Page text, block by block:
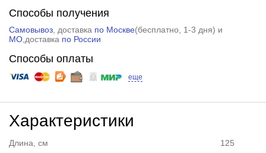
Способы получения
Самовывоз, доставка по Москве(бесплатно, 1-3 дня) и
МО,доставка по России
Способы оплаты
еще
Характеристики
Длина, см 125